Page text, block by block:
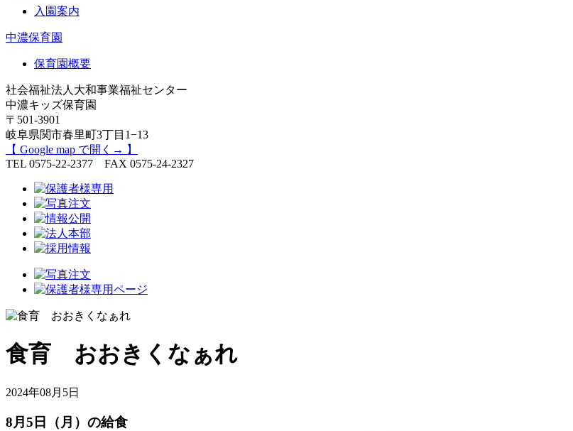
入園案内
中濃保育園
保育園概要
社会福祉法人大和事業福祉センター
中濃キッズ保育園
〒501-3901
岐阜県関市春里町3丁目1−13
【 Google map で開く→ 】
TEL 0575-22-2377 FAX 0575-24-2327
食育 おおきくなぁれ
2024年08月5日
8月5日（月）の給食